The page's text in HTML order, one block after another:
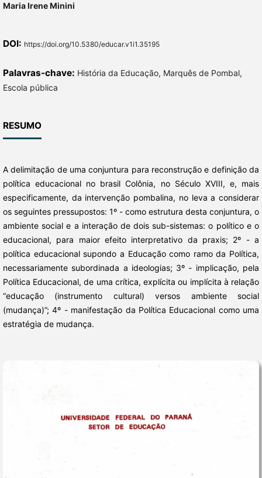
Maria Irene Minini
DOI: https://doi.org/10.5380/educar.v1i1.35195
Palavras-chave: História da Educação, Marquês de Pombal,
Escola pública
RESUMO
A delimitação de uma conjuntura para reconstrução e definição da
política educacional no brasil Colônia, no Século XVIII, e, mais
especificamente, da intervenção pombalina, no leva a considerar
os seguintes pressupostos: 1º - como estrutura desta conjuntura, o
ambiente social e a interação de dois sub-sistemas: o político e o
educacional, para maior efeito interpretativo da praxis; 2º - a
política educacional supondo a Educação como ramo da Política,
necessariamente subordinada a ideologias; 3º - implicação, pela
Política Educacional, de uma crítica, explícita ou implícita à relação
“educação (instrumento cultural) versos ambiente social
(mudança)”; 4º - manifestação da Política Educacional como uma
estratégia de mudança.